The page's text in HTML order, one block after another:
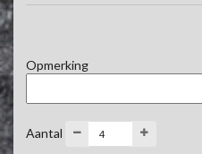
Vraag naar de mogelijkheden in
Opmerking
Aantal